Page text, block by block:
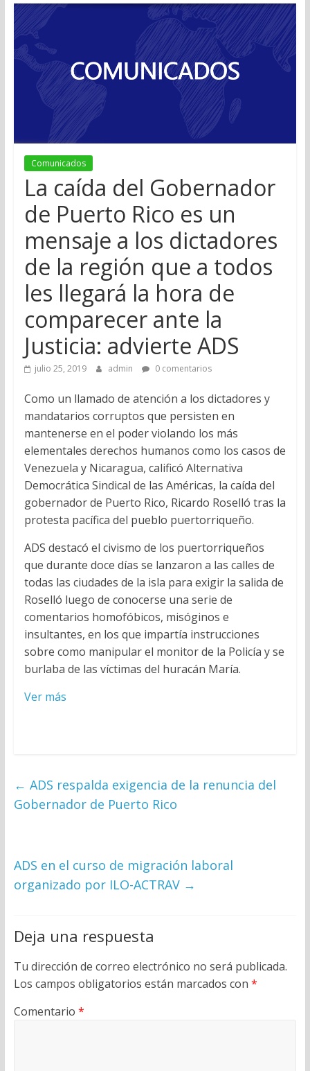
Comunicados
La caída del Gobernador
de Puerto Rico es un
mensaje a los dictadores
de la región que a todos
les llegará la hora de
comparecer ante la
Justicia: advierte ADS
julio 25, 2019 admin 0 comentarios
Como un llamado de atención a los dictadores y
mandatarios corruptos que persisten en
mantenerse en el poder violando los más
elementales derechos humanos como los casos de
Venezuela y Nicaragua, calificó Alternativa
Democrática Sindical de las Américas, la caída del
gobernador de Puerto Rico, Ricardo Roselló tras la
protesta pacífica del pueblo puertorriqueño.
ADS destacó el civismo de los puertorriqueños
que durante doce días se lanzaron a las calles de
todas las ciudades de la isla para exigir la salida de
Roselló luego de conocerse una serie de
comentarios homofóbicos, misóginos e
insultantes, en los que impartía instrucciones
sobre como manipular el monitor de la Policía y se
burlaba de las víctimas del huracán María.
Ver más
← ADS respalda exigencia de la renuncia del
Gobernador de Puerto Rico
ADS en el curso de migración laboral
organizado por ILO-ACTRAV →
Deja una respuesta
Tu dirección de correo electrónico no será publicada.
Los campos obligatorios están marcados con *
Comentario *